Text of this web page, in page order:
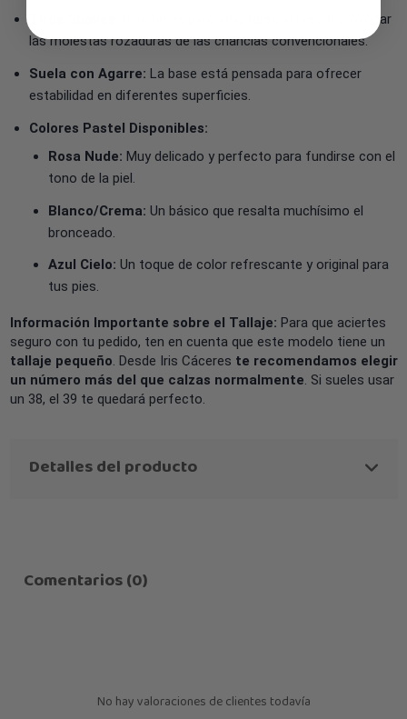
Diseñadas para adaptarse al pie sin provocar
las molestas rozaduras de las chanclas convencionales.
Suela con Agarre: La base está pensada para ofrecer
estabilidad en diferentes superficies.
Colores Pastel Disponibles:
Rosa Nude: Muy delicado y perfecto para fundirse con el
tono de la piel.
Blanco/Crema: Un básico que resalta muchísimo el
bronceado.
Azul Cielo: Un toque de color refrescante y original para
tus pies.
Información Importante sobre el Tallaje: Para que aciertes
seguro con tu pedido, ten en cuenta que este modelo tiene un
tallaje pequeño. Desde Iris Cáceres te recomendamos elegir
un número más del que calzas normalmente. Si sueles usar
un 38, el 39 te quedará perfecto.
Detalles del producto
Comentarios (0)
No hay valoraciones de clientes todavía